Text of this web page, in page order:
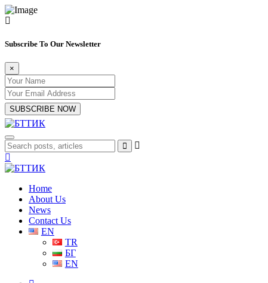
Subscribe To Our Newsletter
×
SUBSCRIBE NOW
Home
About Us
News
Contact Us
EN
TR
БГ
EN